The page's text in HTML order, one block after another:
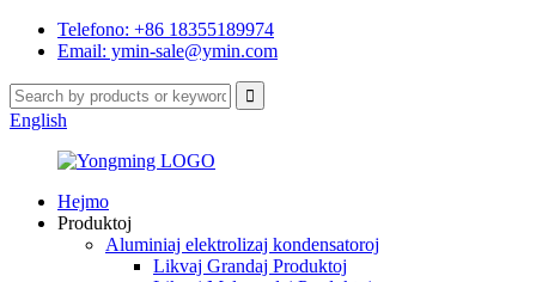
Telefono: +86 18355189974
Email: ymin-sale@ymin.com
English
Hejmo
Produktoj
Aluminiaj elektrolizaj kondensatoroj
Likvaj Grandaj Produktoj